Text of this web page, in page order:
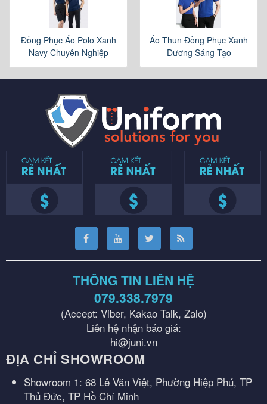
Đồng Phục Áo Polo Xanh
Navy Chuyên Nghiệp
Áo Thun Đồng Phục Xanh
Dương Sáng Tạo
THÔNG TIN LIÊN HỆ
079.338.7979
(Accept: Viber, Kakao Talk, Zalo)
Liên hệ nhận báo giá:
hi@juni.vn
ĐỊA CHỈ SHOWROOM
Showroom 1: 68 Lê Văn Việt, Phường Hiệp Phú, TP
Thủ Đức, TP Hồ Chí Minh